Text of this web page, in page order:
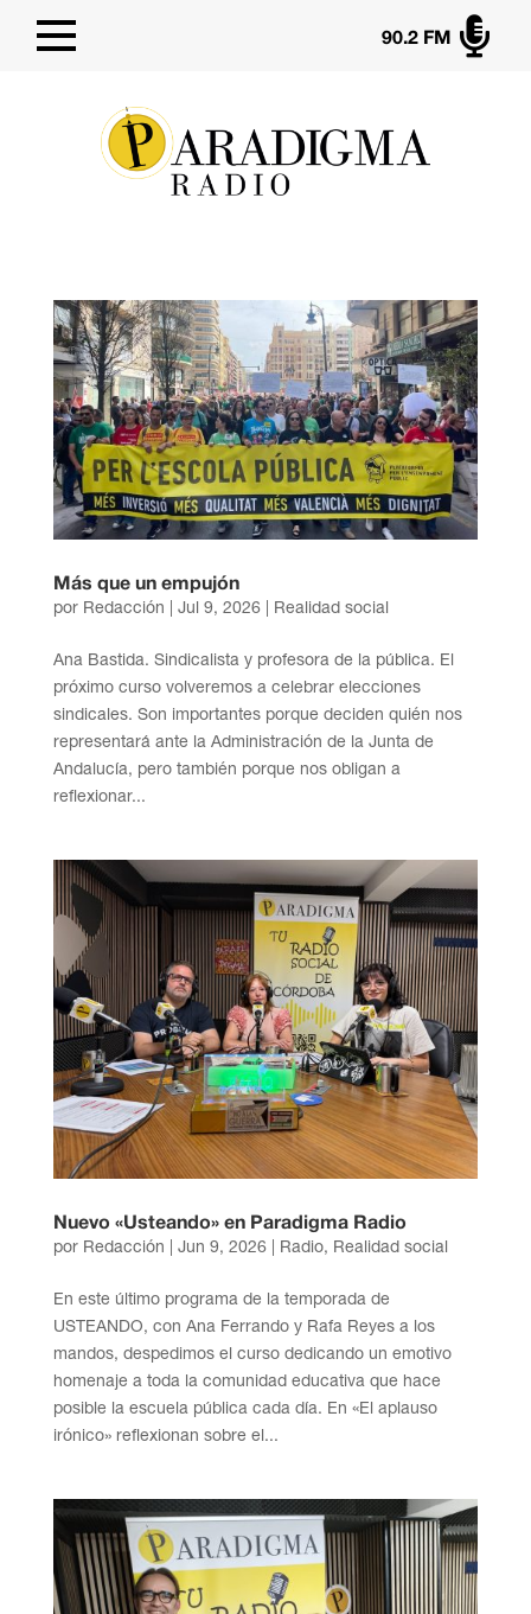

90.2 FM
Más que un empujón
por Redacción Jul 9, 2026| Realidad social
Ana Bastida. Sindicalista y profesora de la pública. El
próximo curso volveremos a celebrar elecciones
sindicales. Son importantes porque deciden quién nos
representará ante la Administración de la Junta de
Andalucía, pero también porque nos obligan a
reflexionar...
Nuevo «Usteando» en Paradigma Radio
por Redacción Jun 9, 2026| Radio, Realidad social
En este último programa de la temporada de
USTEANDO, con Ana Ferrando y Rafa Reyes a los
mandos, despedimos el curso dedicando un emotivo
homenaje a toda la comunidad educativa que hace
posible la escuela pública cada día. En «El aplauso
irónico» reflexionan sobre el...